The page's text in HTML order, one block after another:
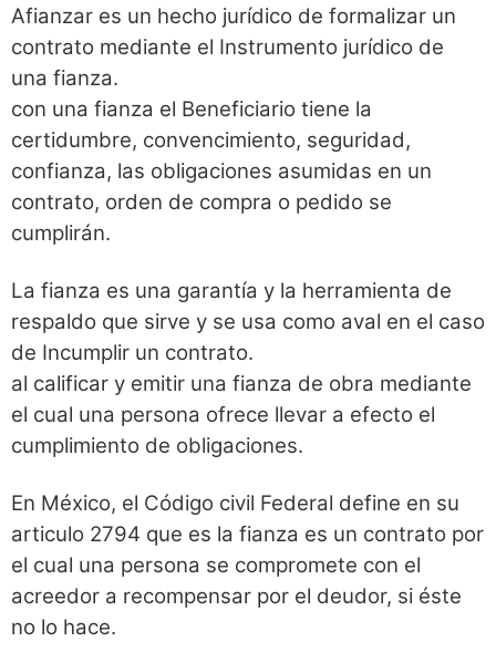
Afianzar es un hecho jurídico de formalizar un
contrato mediante el Instrumento jurídico de
una fianza.
con una fianza el Beneficiario tiene la
certidumbre, convencimiento, seguridad,
confianza, las obligaciones asumidas en un
contrato, orden de compra o pedido se
cumplirán.
La fianza es una garantía y la herramienta de
respaldo que sirve y se usa como aval en el caso
de Incumplir un contrato.
al calificar y emitir una fianza de obra mediante
el cual una persona ofrece llevar a efecto el
cumplimiento de obligaciones.
En México, el Código civil Federal define en su
articulo 2794 que es la fianza es un contrato por
el cual una persona se compromete con el
acreedor a recompensar por el deudor, si éste
no lo hace.